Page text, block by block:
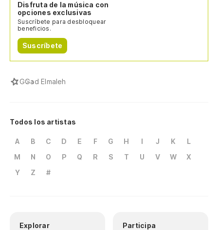
Disfruta de la música con
opciones exclusivas
Suscríbete para desbloquear
beneficios.
Suscríbete
GGad Elmaleh
Todos los artistas
A B C D E F G H I J K
L
M
N O P Q R S T U V W
X
Y
Z #
Explorar Participa